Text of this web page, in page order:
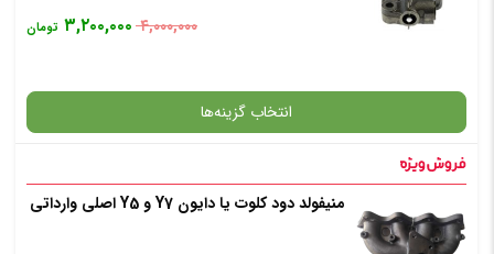
✧ چت با پشتیبان واتس آپ
۴,۰۰۰,۰۰۰ ۳,۲۰۰,۰۰۰ تومان
انتخاب گزینه‌ها
گارانتی منیفولد دود کلوت یا دایون Y7 و Y5 اصلی وارداتی